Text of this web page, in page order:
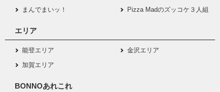
まんでまいッ！ Pizza Madのズッコケ３人組
エリア
能登エリア
金沢エリア
加賀エリア
BONNOあれこれ